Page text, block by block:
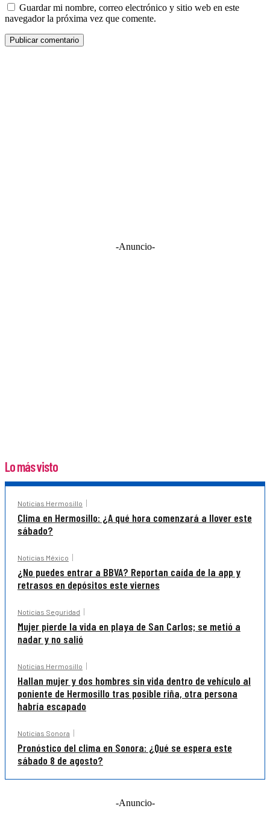
Guardar mi nombre, correo electrónico y sitio web en este
navegador la próxima vez que comente.
-Anuncio-
Lo más visto
Noticias Hermosillo
Clima en Hermosillo: ¿A qué hora comenzará a llover este
sábado?
Noticias México
¿No puedes entrar a BBVA? Reportan caída de la app y
retrasos en depósitos este viernes
Noticias Seguridad
Mujer pierde la vida en playa de San Carlos; se metió a
nadar y no salió
Noticias Hermosillo
Hallan mujer y dos hombres sin vida dentro de vehículo al
poniente de Hermosillo tras posible riña, otra persona
habría escapado
Noticias Sonora
Pronóstico del clima en Sonora: ¿Qué se espera este
sábado 8 de agosto?
-Anuncio-